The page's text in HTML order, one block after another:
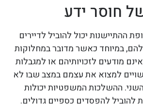
חוסר ידע
ההתיישנות יכול להוביל לדיירים
במיוחד כאשר מדובר במחלוקות
מודעים לזכויותיהם או למגבלות
למצוא את עצמם במצב שבו לא
ההשלכות המשפטיות יכולות
להוביל להפסדים כספיים גדולים.